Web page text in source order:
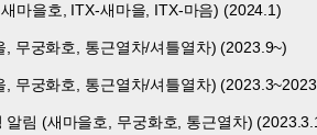
마을호, ITX-새마을, ITX-마음) (2024.1)
무궁화호, 통근열차/셔틀열차) (2023.9~)
무궁화호, 통근열차/셔틀열차)
알림 (새마을호, 무궁화호, 통근열차)